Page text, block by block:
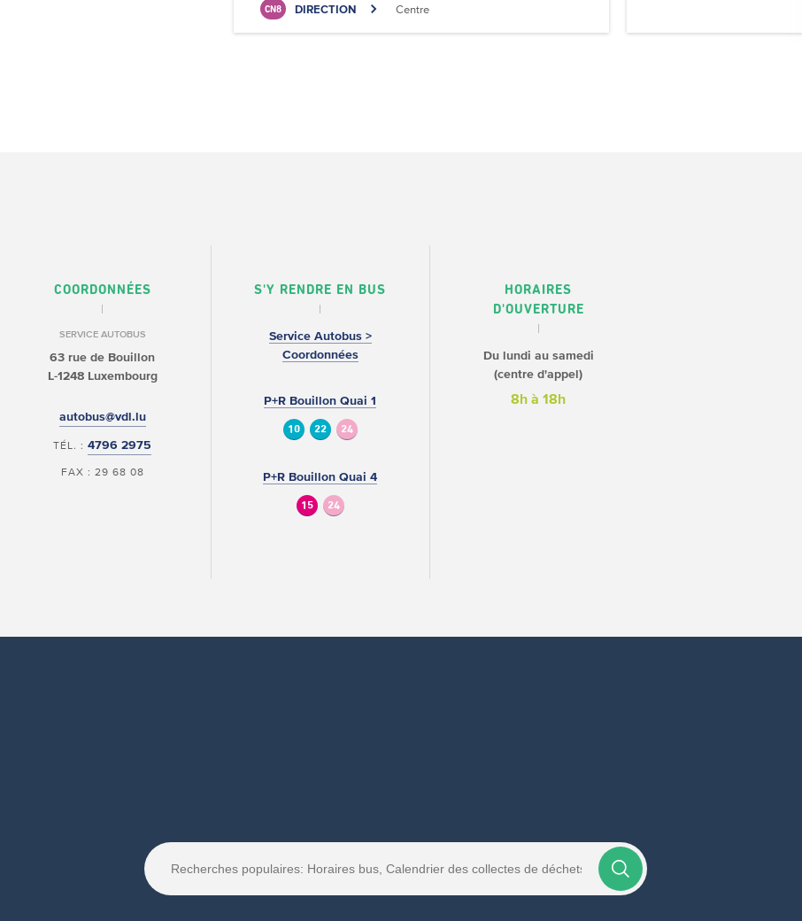
CN8 DIRECTION Centre
COORDONNÉES
SERVICE AUTOBUS
63 rue de Bouillon
L-1248 Luxembourg
autobus@vdl.lu
TÉL. :4796 2975
FAX : 29 68 08
S'Y RENDRE EN BUS
Service Autobus >
Coordonnées
P+R Bouillon Quai 1
10 22 24
P+R Bouillon Quai 4
15 24
HORAIRES
D'OUVERTURE
Du lundi au samedi
(centre d'appel)
8h à 18h